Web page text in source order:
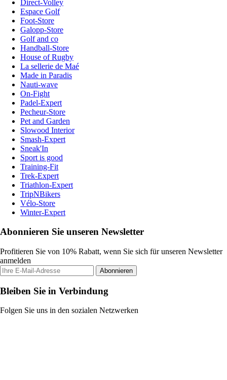
Direct-Volley
Espace Golf
Foot-Store
Galopp-Store
Golf and co
Handball-Store
House of Rugby
La sellerie de Maé
Made in Paradis
Nauti-wave
On-Fight
Padel-Expert
Pecheur-Store
Pet and Garden
Slowood Interior
Smash-Expert
Sneak'In
Sport is good
Training-Fit
Trek-Expert
Triathlon-Expert
TripNBikers
Vélo-Store
Winter-Expert
Abonnieren Sie unseren Newsletter
Profitieren Sie von 10% Rabatt, wenn Sie sich für unseren Newsletter
anmelden
Abonnieren
Bleiben Sie in Verbindung
Folgen Sie uns in den sozialen Netzwerken